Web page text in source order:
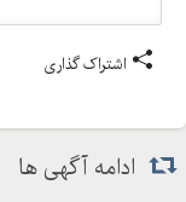
اشتراک گذاری
ادامه آگهی ها